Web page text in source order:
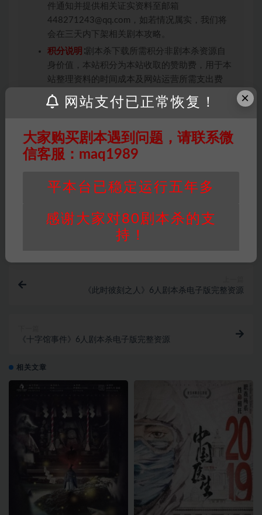
件通知并提供相关证实资料至邮箱
448271243@qq.com，如若情况属实，我们将
会在三天内下架相关剧本攻略。
积分说明 ∶剧本杀下载所需积分非剧本杀资源自
身价值，本站积分为本站收取的赞助费，用于本
站整理资料的时间成本及网站运营所需支出费
用。
重要提醒
∶任何情况下，本站及相关人士对于访
承担任何责任。未经许可的【搬运】和【账号共
享】可能会被取消VIP，恕不另行通知！
链接
《此时彼刻之人》6人剧本杀电子版完整资源
《十字馆事件》6人剧本杀电子版完整资源
相关文章
×
网站支付已正常恢复！
大家购买剧本遇到问题，请联系微
信客服：maq1989
平本台已稳定运行五年多
感谢大家对80剧本杀的支
持！